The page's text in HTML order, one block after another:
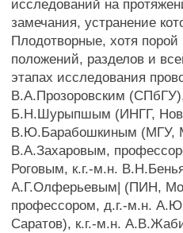
исследований на
замечания, устранение
Плодотворные, хотя
положений, разделов и
этапах исследования
В.А.Прозоровским
Б.Н.Шурыпшым (ИНГГ,
В.Ю.Барабошкиным (МГУ,
В.А.Захаровым,
Роговым, к.г.-м.н.
А.Г.Олферьевым| (ПИН,
профессором, д.г.-м.н.
Саратов), к.г.-м.н.